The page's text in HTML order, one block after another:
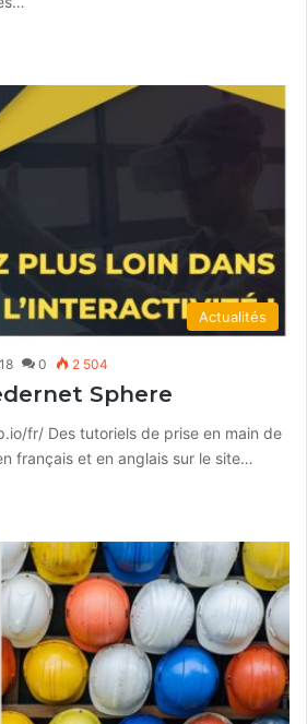
Actualités
0 2 504
Sphere
fr/ Des tutoriels de prise en main de
français et en anglais sur le site…